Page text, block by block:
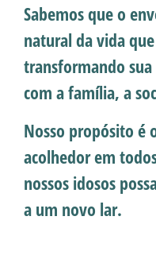
Sabemos que o
natural da vida
transformando
com a família, a
Nosso propósito é
acolhedor em
nossos idosos
a um novo lar.